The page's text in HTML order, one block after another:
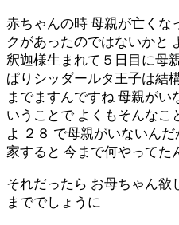
赤ちゃんの時 母親が亡くな
クがあったのではないかと
釈迦様生まれて５日目に母
ぱりシッダールタ王子は結
までますんですね 母親がい
いうことで よくもそんなこ
よ ２８ で母親がいないん
家すると 今まで何やってた
それだったら お母ちゃん欲
まででしょうに